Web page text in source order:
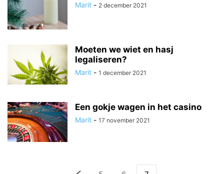
Marit - 2 december 2021
Moeten we wiet en hasj
legaliseren?
Marit - 1 december 2021
Een gokje wagen in het casino
Marit - 17 november 2021